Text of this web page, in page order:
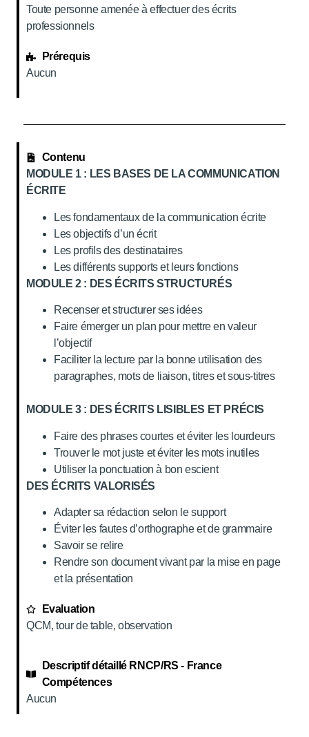
Toute personne amenée à effectuer des écrits
professionnels
Prérequis
Aucun
Contenu
MODULE 1 : LES BASES DE LA COMMUNICATION
ÉCRITE
Les fondamentaux de la communication écrite
Les objectifs d’un écrit
Les profils des destinataires
Les différents supports et leurs fonctions
MODULE 2 : DES ÉCRITS STRUCTURÉS
Recenser et structurer ses idées
Faire émerger un plan pour mettre en valeur
l’objectif
Faciliter la lecture par la bonne utilisation des
paragraphes, mots de liaison, titres et sous-titres
MODULE 3 : DES ÉCRITS LISIBLES ET PRÉCIS
Faire des phrases courtes et éviter les lourdeurs
Trouver le mot juste et éviter les mots inutiles
Utiliser la ponctuation à bon escient
DES ÉCRITS VALORISÉS
Adapter sa rédaction selon le support
Éviter les fautes d’orthographe et de grammaire
Savoir se relire
Rendre son document vivant par la mise en page
et la présentation
Evaluation
QCM, tour de table, observation
Descriptif détaillé RNCP/RS - France
Compétences
Aucun